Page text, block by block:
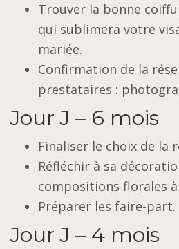
Trouver la bonne
qui sublimera votre
mariée.
Confirmation de la
prestataires :
Jour J – 6 mois
Finaliser le choix de la
Réfléchir à sa
compositions florales
Préparer les faire-part.
Jour J – 4 mois